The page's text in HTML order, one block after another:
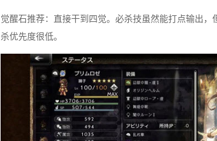
觉醒石推荐：直接干到四觉。必杀技虽然能打点输出，
杀优先度很低。